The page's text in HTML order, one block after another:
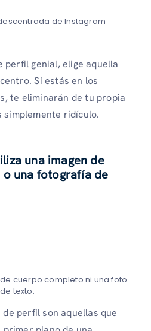
de Instagram
perfil genial, elige aquella
Si estás en los
te eliminarán de tu propia
ridículo.
una imagen de
una fotografía de
cuerpo completo ni una foto
de texto.
de perfil son aquellas que